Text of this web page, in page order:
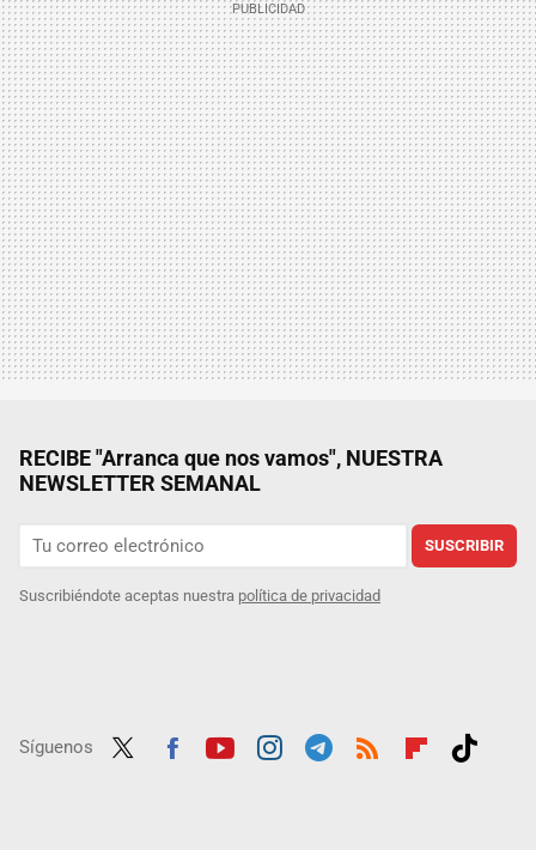
RECIBE "Arranca que nos vamos", NUESTRA
NEWSLETTER SEMANAL
SUSCRIBIR
Suscribiéndote aceptas nuestra política de privacidad
Síguenos